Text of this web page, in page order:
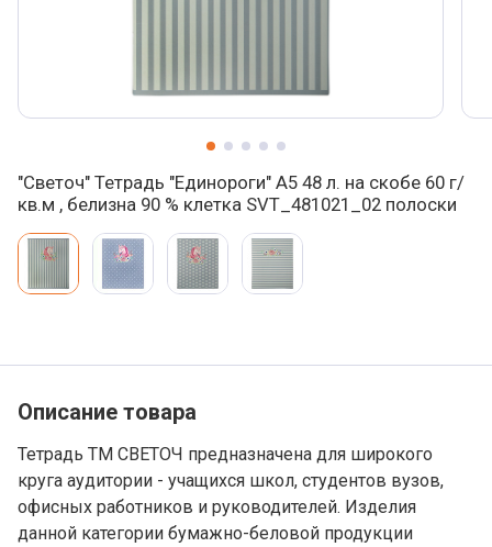
"Светоч" Тетрадь "Единороги" A5 48 л. на скобе 60 г/
кв.м , белизна 90 % клетка SVT_481021_02 полоски
Варианты товара, краткая характеристика
Описание товара
Тетрадь ТМ СВЕТОЧ предназначена для широкого
круга аудитории - учащихся школ, студентов вузов,
офисных работников и руководителей. Изделия
данной категории бумажно-беловой продукции